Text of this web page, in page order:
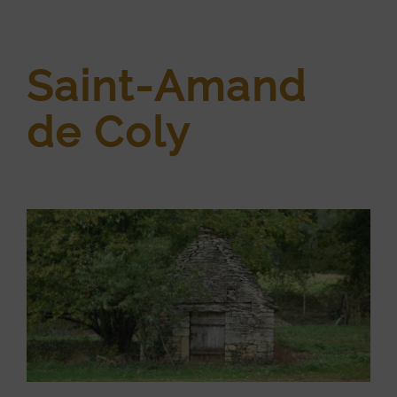
Saint-Amand
de Coly